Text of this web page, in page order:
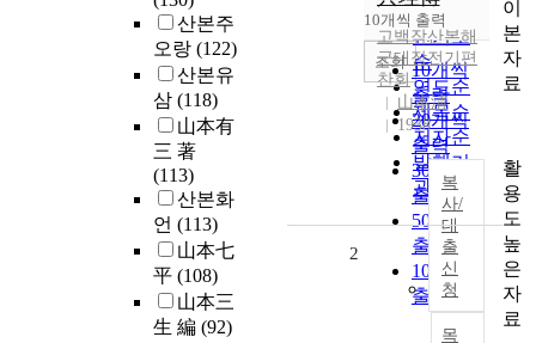
산본주
오랑 (122)
산본유
삼 (118)
山本有
三 著
(113)
산본화
언 (113)
山本七
平 (108)
山本三
生 編 (92)
순
인기도
순
연도순
제목순
저자순
발행기
관순
내림차순
10개씩 출력
10개씩
출력
20개씩
출력
30개씩
출력
50개씩
출력
100개씩
출력
조회
고백작산본해
군대장전기편
찬회
山本淸
1938
복
사/
대
출
신
청
목
2
이
본
자
료
활
용
도
높
은
자
료